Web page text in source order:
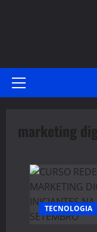
Primary
marketing
TECNOLOGIA